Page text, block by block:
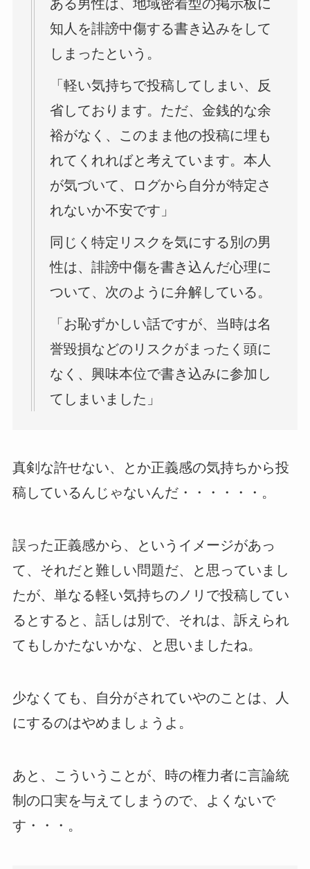
ある男性は、地域密着型の掲示板に
知人を誹謗中傷する書き込みをして
しまったという。
「軽い気持ちで投稿してしまい、反
省しております。ただ、金銭的な余
裕がなく、このまま他の投稿に埋も
れてくれればと考えています。本人
が気づいて、ログから自分が特定さ
れないか不安です」
同じく特定リスクを気にする別の男
性は、誹謗中傷を書き込んだ心理に
ついて、次のように弁解している。
「お恥ずかしい話ですが、当時は名
誉毀損などのリスクがまったく頭に
なく、興味本位で書き込みに参加し
てしまいました」
真剣な許せない、とか正義感の気持ちから投
稿しているんじゃないんだ・・・・・・。
誤った正義感から、というイメージがあっ
て、それだと難しい問題だ、と思っていまし
たが、単なる軽い気持ちのノリで投稿してい
るとすると、話しは別で、それは、訴えられ
てもしかたないかな、と思いましたね。
少なくても、自分がされていやのことは、人
にするのはやめましょうよ。
あと、こういうことが、時の権力者に言論統
制の口実を与えてしまうので、よくないで
す・・・。